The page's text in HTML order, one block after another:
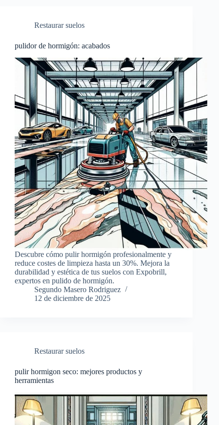
Restaurar suelos
pulidor de hormigón: acabados
Descubre cómo pulir hormigón profesionalmente y
reduce costes de limpieza hasta un 30%. Mejora la
durabilidad y estética de tus suelos con Expobrill,
expertos en pulido de hormigón.
Segundo Masero Rodriguez
12 de diciembre de 2025
Restaurar suelos
pulir hormigon seco: mejores productos y
herramientas